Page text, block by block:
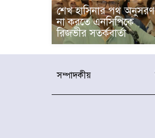
শেখ হাসিনার পথ অনুসরণ
না করতে এনসিপিকে
রিজভীর সতর্কবার্তা
সম্পাদকীয়